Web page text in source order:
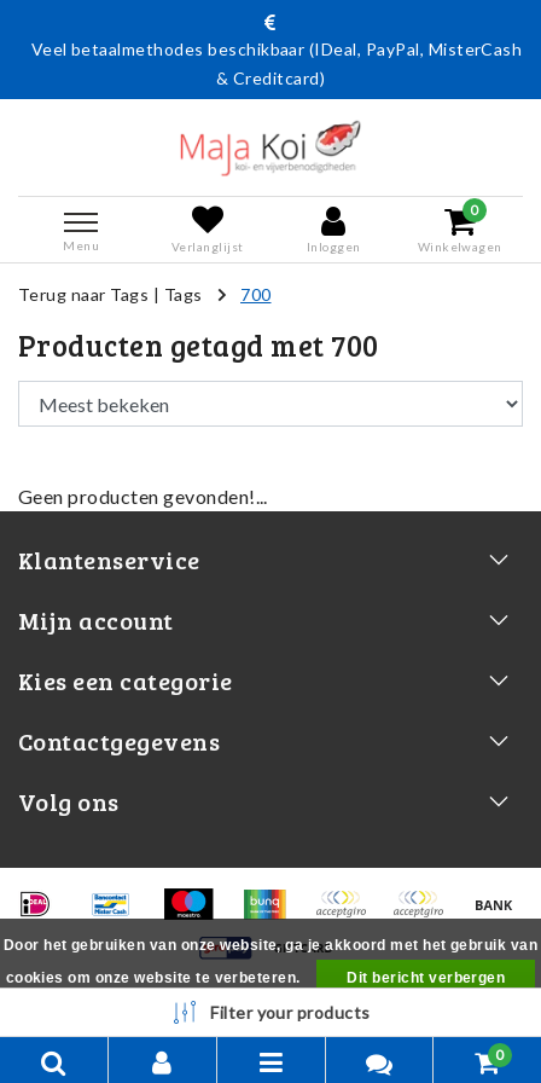
Veel betaalmethodes beschikbaar (IDeal, PayPal, MisterCash
& Creditcard)
Menu Verlanglijst Inloggen
0
Winkelwagen
Terug naar Tags | Tags 700
Producten getagd met 700
Geen producten gevonden!...
Klantenservice
Mijn account
Kies een categorie
Contactgegevens
Volg ons
Filter your products
0
Door het gebruiken van onze website, ga je akkoord met het gebruik van
cookies om onze website te verbeteren.
Dit bericht verbergen
Meer over cookies »